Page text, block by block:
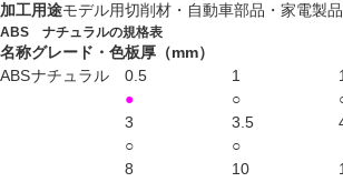
加工用途モデル用切削材・自動車部品・家電製
ABS ナチュラルの規格表
名称グレード・色板厚（mm）
ABSナチュラル 0.5 1
●
○
3
3.5
○
○
8
10